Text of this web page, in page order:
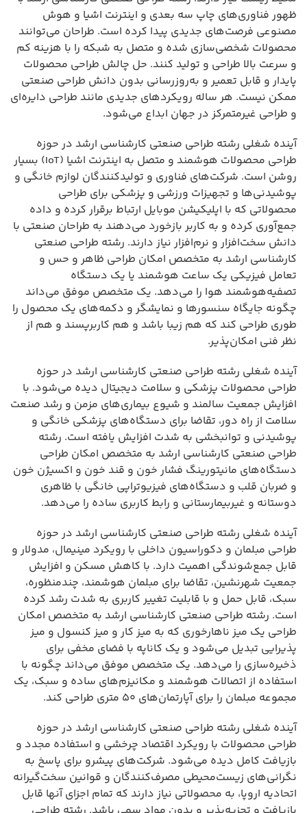
ظهور فناوری‌های چاپ سه بعدی و اینترنت اشیا و هوش
مصنوعی فرصت‌های جدیدی پیدا کرده است. طراحان می‌توانند
محصولات شخصی‌سازی شده و متصل به شبکه را با هزینه کم
و سرعت بالا طراحی و تولید کنند. حل چالش طراحی محصولات
پایدار و قابل تعمیر و به‌روزرسانی بدون دانش طراحی صنعتی
ممکن نیست. هر ساله رویکردهای جدیدی مانند طراحی دایره‌ای
و طراحی غیرمتمرکز در جهان ابداع می‌شود.
آینده شغلی رشته طراحی صنعتی کارشناسی ارشد در حوزه
طراحی محصولات هوشمند و متصل به اینترنت اشیا (IoT) بسیار
روشن است. شرکت‌های فناوری و تولیدکنندگان لوازم خانگی و
پوشیدنی‌ها و تجهیزات ورزشی و پزشکی برای طراحی
محصولاتی که با اپلیکیشن موبایل ارتباط برقرار کرده و داده
جمع‌آوری کرده و به کاربر بازخورد می‌دهند به طراحان صنعتی با
دانش سخت‌افزار و نرم‌افزار نیاز دارند. رشته طراحی صنعتی
کارشناسی ارشد به متخصص امکان طراحی ظاهر و حس و
تعامل فیزیکی یک ساعت هوشمند یا یک دستگاه
تصفیه‌هوشمند هوا را می‌دهد. یک متخصص موفق می‌داند
چگونه جایگاه سنسورها و نمایشگر و دکمه‌های یک محصول را
طوری طراحی کند که هم زیبا باشد و هم کاربرپسند و هم از
نظر فنی امکان‌پذیر.
آینده شغلی رشته طراحی صنعتی کارشناسی ارشد در حوزه
طراحی محصولات پزشکی و سلامت دیجیتال دیده می‌شود. با
افزایش جمعیت سالمند و شیوع بیماری‌های مزمن و رشد صنعت
سلامت از راه دور، تقاضا برای دستگاه‌های پزشکی خانگی و
پوشیدنی و توانبخشی به شدت افزایش یافته است. رشته
طراحی صنعتی کارشناسی ارشد به متخصص امکان طراحی
دستگاه‌های مانیتورینگ فشار خون و قند خون و اکسیژن خون
و ضربان قلب و دستگاه‌های فیزیوتراپی خانگی با ظاهری
دوستانه و غیربیمارستانی و رابط کاربری ساده را می‌دهد.
آینده شغلی رشته طراحی صنعتی کارشناسی ارشد در حوزه
طراحی مبلمان و دکوراسیون داخلی با رویکرد مینیمال، مدولار و
قابل جمع‌شوندگی اهمیت دارد. با کاهش مسکن و افزایش
جمعیت شهرنشین، تقاضا برای مبلمان هوشمند، چندمنظوره،
سبک، قابل حمل و با قابلیت تغییر کاربری به شدت رشد کرده
است. رشته طراحی صنعتی کارشناسی ارشد به متخصص امکان
طراحی یک میز ناهارخوری که به میز کار و میز کنسول و میز
پذیرایی تبدیل می‌شود و یک کاناپه با فضای مخفی برای
ذخیره‌سازی را می‌دهد. یک متخصص موفق می‌داند چگونه با
استفاده از اتصالات هوشمند و مکانیزم‌های ساده و سبک، یک
مجموعه مبلمان را برای آپارتمان‌های ۵۰ متری طراحی کند.
آینده شغلی رشته طراحی صنعتی کارشناسی ارشد در حوزه
طراحی محصولات با رویکرد اقتصاد چرخشی و استفاده مجدد و
بازیافت کامل دیده می‌شود. شرکت‌های پیشرو برای پاسخ به
نگرانی‌های زیست‌محیطی مصرف‌کنندگان و قوانین سخت‌گیرانه
اتحادیه اروپا، به محصولاتی نیاز دارند که تمام اجزای آنها قابل